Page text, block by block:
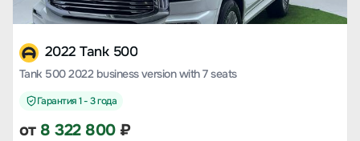
2022 Tank 500
Tank 500 2022 business version with 7 seats
Гарантия 1 - 3 года
от 8 322 800₽